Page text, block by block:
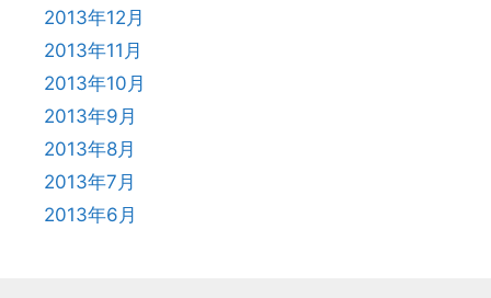
2013年12月
2013年11月
2013年10月
2013年9月
2013年8月
2013年7月
2013年6月